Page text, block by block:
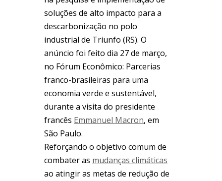
soluções de alto impacto para a
descarbonização no polo
industrial de Triunfo (RS). O
anúncio foi feito dia 27 de março,
no Fórum Econômico: Parcerias
franco-brasileiras para uma
economia verde e sustentável,
durante a visita do presidente
francês Emmanuel Macron, em
São Paulo.
Reforçando o objetivo comum de
combater as mudanças climáticas
ao atingir as metas de redução de